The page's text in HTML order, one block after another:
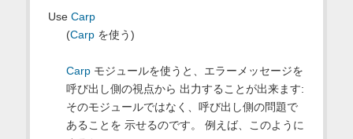
Use Carp
(Carpを使う)
Carpモジュールを使うと、エラーメッセージを
呼び出し側の視点から 出力することが出来ます:
そのモジュールではなく、呼び出し側の問題で
あることを 示せるのです。 例えば、このように